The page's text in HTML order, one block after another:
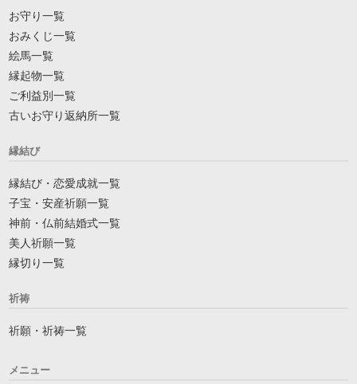
お守り一覧
おみくじ一覧
絵馬一覧
縁起物一覧
ご利益別一覧
古いお守り返納所一覧
縁結び
縁結び・恋愛成就一覧
子宝・安産祈願一覧
神前・仏前結婚式一覧
美人祈願一覧
縁切り一覧
祈祷
祈願・祈祷一覧
メニュー